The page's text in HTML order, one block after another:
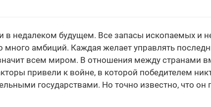
в недалеком будущем. Все запасы ископаемых и
амбиций. Каждая желает управлять
всем миром. В отношения между странами
привели к войне, в которой победителем
государствами. Но точно известно, что он